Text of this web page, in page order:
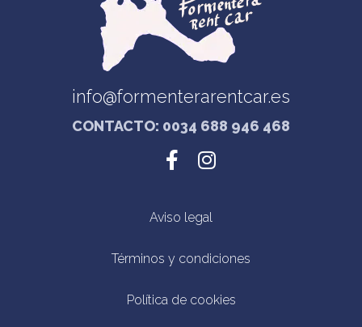
info@formenterarentcar.es
CONTACTO: 0034 688 946 468
Aviso legal
Términos y condiciones
Política de cookies